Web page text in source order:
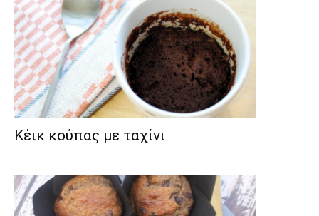
Κέικ κούπας με ταχίνι